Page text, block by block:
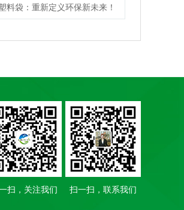
料袋：重新定义环保新未来！
扫，关注我们 扫一扫，联系我们